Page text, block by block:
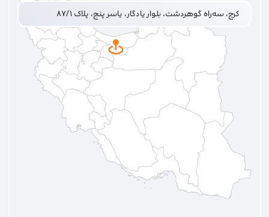
کرج، سه‌راه گوهردشت، بلوار یادگار، یاسر پنج، پلاک ۸۷/۱